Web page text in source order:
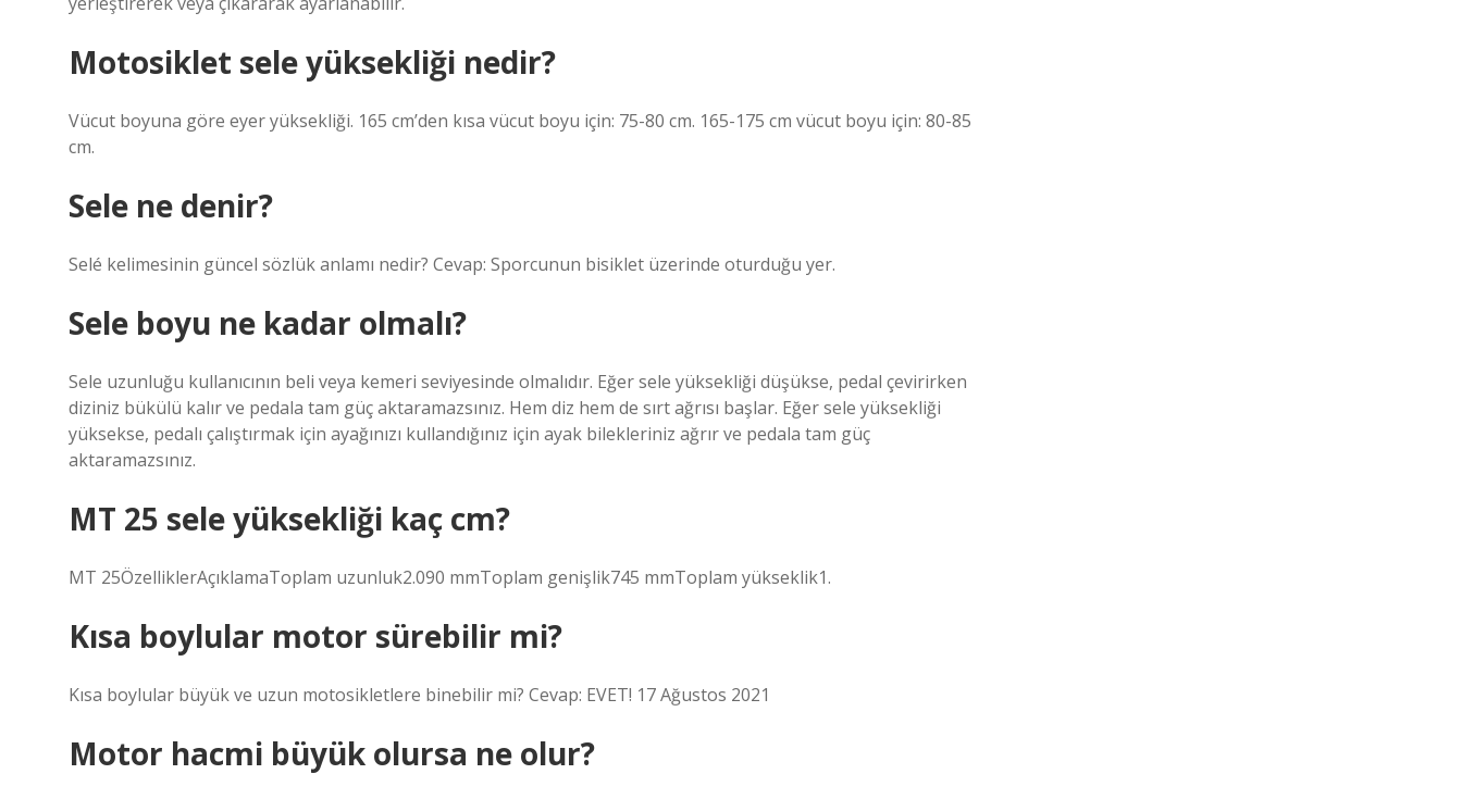
Motosiklet sele yüksekliği nedir?
Vücut boyuna göre eyer yüksekliği. 165 cm’den kısa vücut boyu için: 75-80 cm. 165-175 cm vücut boyu için: 80-85
cm.
Sele ne denir?
Selé kelimesinin güncel sözlük anlamı nedir? Cevap: Sporcunun bisiklet üzerinde oturduğu yer.
Sele boyu ne kadar olmalı?
Sele uzunluğu kullanıcının beli veya kemeri seviyesinde olmalıdır. Eğer sele yüksekliği düşükse, pedal çevirirken
diziniz bükülü kalır ve pedala tam güç aktaramazsınız. Hem diz hem de sırt ağrısı başlar. Eğer sele yüksekliği
yüksekse, pedalı çalıştırmak için ayağınızı kullandığınız için ayak bilekleriniz ağrır ve pedala tam güç
aktaramazsınız.
MT 25 sele yüksekliği kaç cm?
MT 25ÖzelliklerAçıklamaToplam uzunluk2.090 mmToplam genişlik745 mmToplam yükseklik1.
Kısa boylular motor sürebilir mi?
Kısa boylular büyük ve uzun motosikletlere binebilir mi? Cevap: EVET! 17 Ağustos 2021
Motor hacmi büyük olursa ne olur?